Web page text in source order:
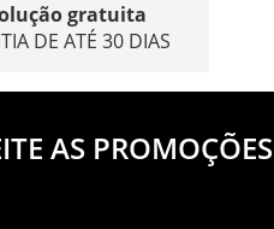
gratuita
DE ATÉ 30 DIAS
AS PROMOÇÕES